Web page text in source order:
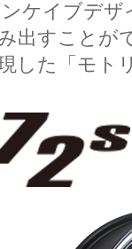
ケイブデ
出すことが
した「モト